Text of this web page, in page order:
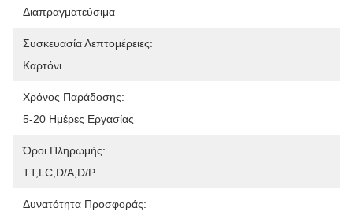
Διαπραγματεύσιμα
Συσκευασία Λεπτομέρειες:
Καρτόνι
Χρόνος Παράδοσης:
5-20 Ημέρες Εργασίας
Όροι Πληρωμής:
ΤΤ,LC,D/A,D/P
Δυνατότητα Προσφοράς: